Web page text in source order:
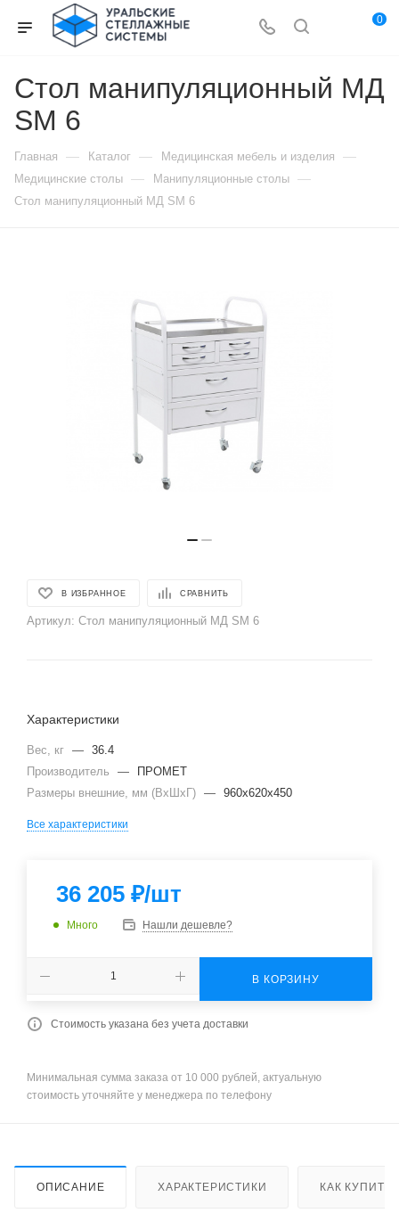
0
Стол манипуляционный МД
SM 6
Главная — Каталог — Медицинская мебель и изделия —
Медицинские столы — Манипуляционные столы —
Стол манипуляционный МД SM 6
В ИЗБРАННОЕ СРАВНИТЬ
Артикул: Стол манипуляционный МД SM 6
Характеристики
Вес, кг — 36.4
Производитель
—
ПРОМЕТ
Размеры внешние, мм (ВхШхГ) — 960x620x450
Все характеристики
36 205 ₽/шт
Много Нашли дешевле?
В КОРЗИНУ
Стоимость указана без учета доставки
Минимальная сумма заказа от 10 000 рублей, актуальную
стоимость уточняйте у менеджера по телефону
ОПИСАНИЕ ХАРАКТЕРИСТИКИ КАК КУПИТЬ